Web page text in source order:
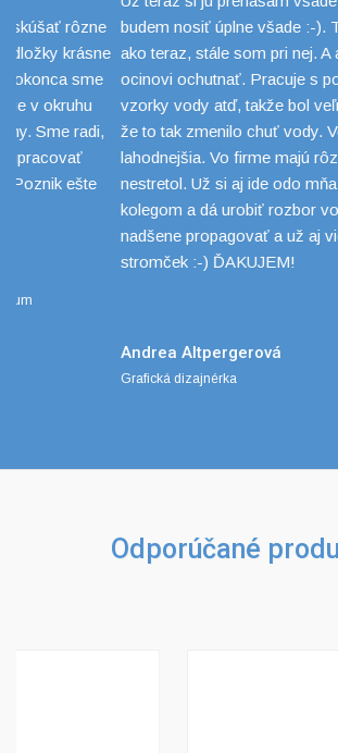
budem nosiť úplne všade :-). Toľko som
ako teraz, stále som pri nej. A akurát dnes
ocinovi ochutnať. Pracuje s podzemnými
vzorky vody atď, takže bol veľmi
že to tak zmenilo chuť vody. Voda je
lahodnejšia. Vo firme majú rôzne prístroje,
nestretol. Už si aj ide odo mňa fľašu požičať
kolegom a dá urobiť rozbor vody:-) Ja to
nadšene propagovať a už aj viem čo dám
stromček :-) ĎAKUJEM!
Andrea Altpergerová
Grafická dizajnérka
Odporúčané